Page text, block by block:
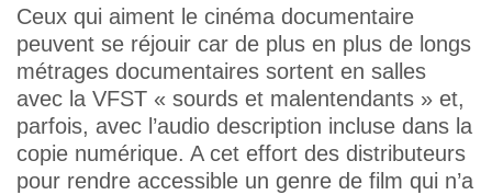
Ceux qui aiment le cinéma documentaire
peuvent se réjouir car de plus en plus de longs
métrages documentaires sortent en salles
avec la VFST « sourds et malentendants » et,
parfois, avec l’audio description incluse dans la
copie numérique. A cet effort des distributeurs
pour rendre accessible un genre de film qui n’a